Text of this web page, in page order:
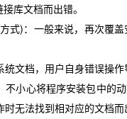
库文档而出错。
)：一般来说，再次覆盖
文档，用户自身错误操作
小心将程序安装包中的动
无法找到相对应的文档而